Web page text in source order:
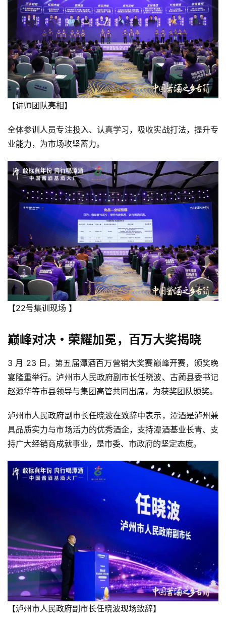
【讲师团队亮相】
全体参训人员专注投入、认真学习，吸收实战打法，提升专
业能力，为市场攻坚蓄力。
【22号集训现场 】
巅峰对决・荣耀加冕，百万大奖揭晓
3 月 23 日，第五届潭酒百万营销大奖赛巅峰开赛，颁奖晚
宴隆重举行。泸州市人民政府副市长任晓波、古蔺县委书记
赵源华等市县领导与集团高管共同出席，为获奖团队颁奖。
泸州市人民政府副市长任晓波在致辞中表示，潭酒是泸州兼
具品质实力与市场活力的优秀酒企，支持潭酒基业长青、支
持广大经销商成就事业，是市委、市政府的坚定态度。
【泸州市人民政府副市长任晓波现场致辞】